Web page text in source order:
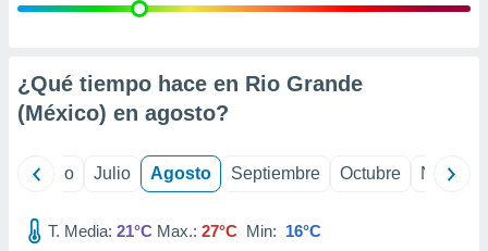
e
mediante
de
¿Qué tiempo hace en Rio Grande
(México) en agosto?
Junio Julio Agosto Septiembre Octubre
T. Media: 21°C Max.: 27°C Min: 16°C